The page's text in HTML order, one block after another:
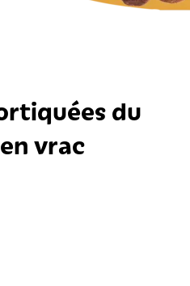
du
vrac